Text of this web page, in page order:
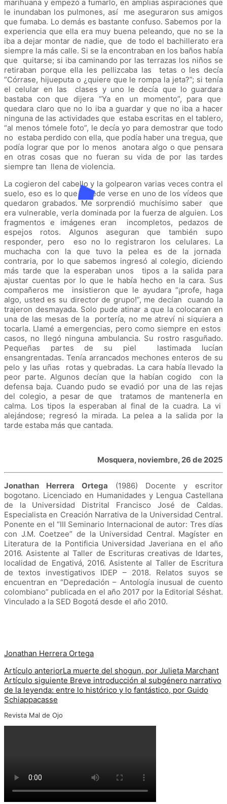
marihuana y empezó a fumarlo, en amplias aspiraciones que
le inundaban los pulmones, así me aseguraron sus amigos
que fumaba. Lo demás es bastante confuso. Sabemos por la
experiencia que ella era muy buena peleando, que no se la
iba a dejar montar de nadie, que de todo el bachillerato era
siempre la más calle. Si se la encontraban en los baños había
que quitarse; si iba caminando por las terrazas los niños se
retiraban porque ella les pellizcaba las tetas o les decía
“Córrase, hijueputa o ¿quiere que le rompa la jeta?”; si tenía
el celular en las clases y uno le decía que lo guardara
bastaba con que dijera “Ya en un momento”, para que
quedara claro que no lo iba a guardar y que no iba a hacer
ninguna de las actividades que estaba escritas en el tablero,
“al menos tómele foto”, le decía yo para demostrar que todo
no estaba perdido con ella, que podía haber una tregua, que
podía lograr que por lo menos anotara algo o que pensara
en otras cosas que no fueran su vida de por las tardes
siempre tan llena de violencia.
La cogieron del cabello y la golpearon varias veces contra el
suelo, eso es lo que puede verse en uno de los vídeos que
quedaron grabados. Me sorprendió muchísimo saber que
era vulnerable, verla dominada por la fuerza de alguien. Los
fragmentos e imágenes eran incompletos, pedazos de
espejos rotos. Algunos aseguran que también supo
responder, pero eso no lo registraron los celulares. La
muchacha con la que tuvo la pelea es de la jornada
contraria, por lo que sabemos ingresó al colegio, diciendo
más tarde que la esperaban unos tipos a la salida para
ajustar cuentas por lo que le había hecho en la cara. Sus
compañeros me insistieron que le ayudara “¡profe, haga
algo, usted es su director de grupo!”, me decían cuando la
trajeron desmayada. Solo pude atinar a que la colocaran en
una de las mesas de la portería, no me atreví ni siquiera a
tocarla. Llamé a emergencias, pero como siempre en estos
casos, no llegó ninguna ambulancia. Su rostro rasguñado.
Pequeñas partes de su piel lastimada lucían
ensangrentadas. Tenía arrancados mechones enteros de su
pelo y las uñas rotas y quebradas. La cara había llevado la
peor parte. Algunos decían que la habían cogido con la
defensa baja. Cuando pudo se evadió por una de las rejas
del colegio, a pesar de que tratamos de mantenerla en
calma. Los tipos la esperaban al final de la cuadra. La vi
alejándose; regresó la mirada. La pelea a la salida por la
tarde estaba más que cantada.
Mosquera, noviembre, 26 de 2025
Jonathan Herrera Ortega (1986) Docente y escritor
bogotano. Licenciado en Humanidades y Lengua Castellana
de la Universidad Distrital Francisco José de Caldas.
Especialista en Creación Narrativa de la Universidad Central.
Ponente en el “III Seminario Internacional de autor: Tres días
con J.M. Coetzee” de la Universidad Central. Magíster en
Literatura de la Pontificia Universidad Javeriana en el año
2016. Asistente al Taller de Escrituras creativas de Idartes,
localidad de Engativá, 2016. Asistente al Taller de Escritura
de textos investigativos IDEP – 2018. Relatos suyos se
encuentran en “Depredación – Antología inusual de cuento
colombiano” publicada en el año 2017 por la Editorial Séshat.
Vinculado a la SED Bogotá desde el año 2010.
Jonathan Herrera Ortega
Artículo anteriorLa muerte del shogun, por Julieta Marchant
Artículo siguiente Breve introducción al subgénero narrativo
de la leyenda: entre lo histórico y lo fantástico, por Guido
Schiappacasse
Revista Mal de Ojo